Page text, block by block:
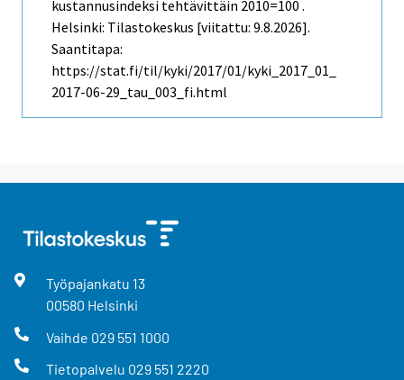
kustannusindeksi tehtävittäin 2010=100 .
Helsinki: Tilastokeskus [viitattu: 9.8.2026].
Saantitapa:
https://stat.fi/til/kyki/2017/01/kyki_2017_01_
2017-06-29_tau_003_fi.html
Työpajankatu 13
00580 Helsinki
Vaihde 029 551 1000
Tietopalvelu 029 551 2220